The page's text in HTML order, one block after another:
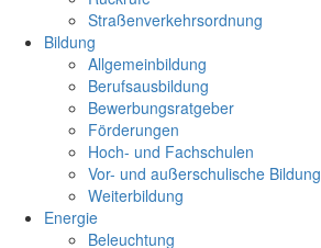
Straßenverkehrsordnung
Bildung
Allgemeinbildung
Berufsausbildung
Bewerbungsratgeber
Förderungen
Hoch- und Fachschulen
Vor- und außerschulische Bildung
Weiterbildung
Energie
Beleuchtung